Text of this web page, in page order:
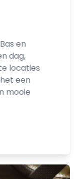
en
dag,
locaties
een
mooie